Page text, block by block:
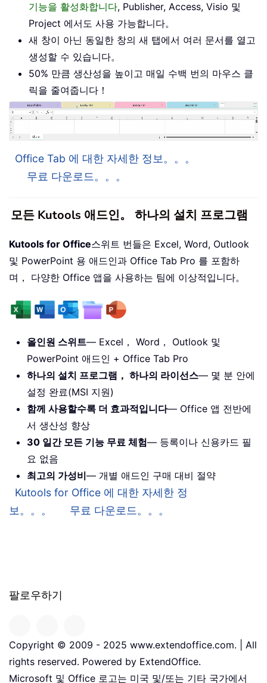
기능을 활성화합니다, Publisher, Access, Visio 및
Project 에서도 사용 가능합니다。
새 창이 아닌 동일한 창의 새 탭에서 여러 문서를 열고
생성할 수 있습니다。
50% 만큼 생산성을 높이고 매일 수백 번의 마우스 클
릭을 줄여줍니다！
Office Tab 에 대한 자세한 정보。。。
무료 다운로드。。。
모든 Kutools 애드인。 하나의 설치 프로그램
Kutools for Office스위트 번들은 Excel, Word, Outlook
및 PowerPoint 용 애드인과 Office Tab Pro 를 포함하
며， 다양한 Office 앱을 사용하는 팀에 이상적입니다。
올인원 스위트— Excel， Word， Outlook 및
PowerPoint 애드인 + Office Tab Pro
하나의 설치 프로그램， 하나의 라이선스— 몇 분 안에
설정 완료(MSI 지원)
함께 사용할수록 더 효과적입니다— Office 앱 전반에
서 생산성 향상
30 일간 모든 기능 무료 체험— 등록이나 신용카드 필
요 없음
최고의 가성비— 개별 애드인 구매 대비 절약
Kutools for Office 에 대한 자세한 정
보。。。
무료 다운로드。。。
팔로우하기
Copyright © 2009 - 2025 www.extendoffice.com. | All
rights reserved. Powered by ExtendOffice.
Microsoft 및 Office 로고는 미국 및/또는 기타 국가에서